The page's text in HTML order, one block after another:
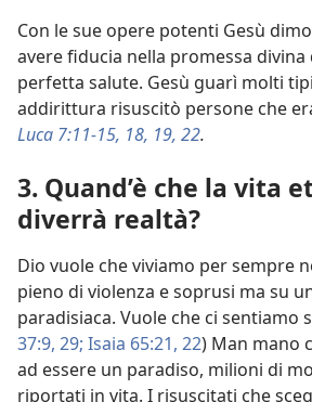
Con le sue opere potenti Gesù
avere fiducia nella promessa
perfetta salute. Gesù guarì molti
addirittura risuscitò persone che
Luca 7:11-15, 18, 19, 22.
3. Quand’è che la vita
diverrà realtà?
Dio vuole che viviamo per sempre
pieno di violenza e soprusi ma su
paradisiaca. Vuole che ci sentiamo
37:9, 29; Isaia 65:21, 22) Man mano
ad essere un paradiso, milioni di
riportati in vita. I risuscitati che